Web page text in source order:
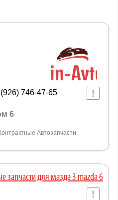
746-47-65
6
Автозапчасти.
запчасти для мазда 3 mazda 6